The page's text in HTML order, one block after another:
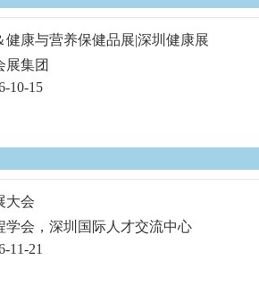
健康与营养保健品展|深圳健康展
展集团
10-15
大会
学会，深圳国际人才交流中心
11-21